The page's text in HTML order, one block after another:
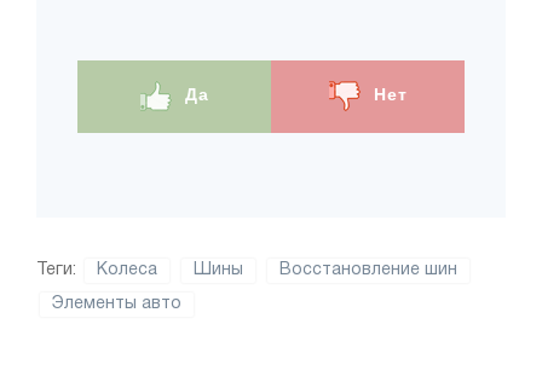
Да Нет
Теги: Колеса Шины Восстановление шин
Элементы авто